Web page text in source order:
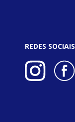
REDES SOCIAIS